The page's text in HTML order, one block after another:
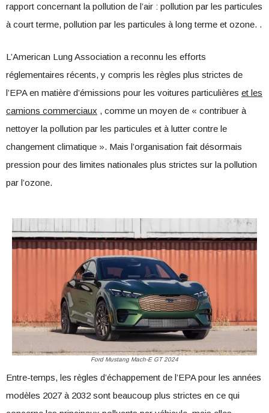
rapport concernant la pollution de l’air : pollution par les particules
à court terme, pollution par les particules à long terme et ozone. .
L’American Lung Association a reconnu les efforts
réglementaires récents, y compris les règles plus strictes de
l’EPA en matière d’émissions pour les voitures particulières et les
camions commerciaux , comme un moyen de « contribuer à
nettoyer la pollution par les particules et à lutter contre le
changement climatique ». Mais l’organisation fait désormais
pression pour des limites nationales plus strictes sur la pollution
par l’ozone.
Ford Mustang Mach-E GT 2024
Entre-temps, les règles d’échappement de l’EPA pour les années
modèles 2027 à 2032 sont beaucoup plus strictes en ce qui